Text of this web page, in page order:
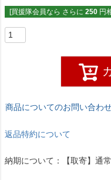
[買援隊会員なら さらに 250 円
商品についてのお問い合わ
返品特約について
納期について：【取寄】通